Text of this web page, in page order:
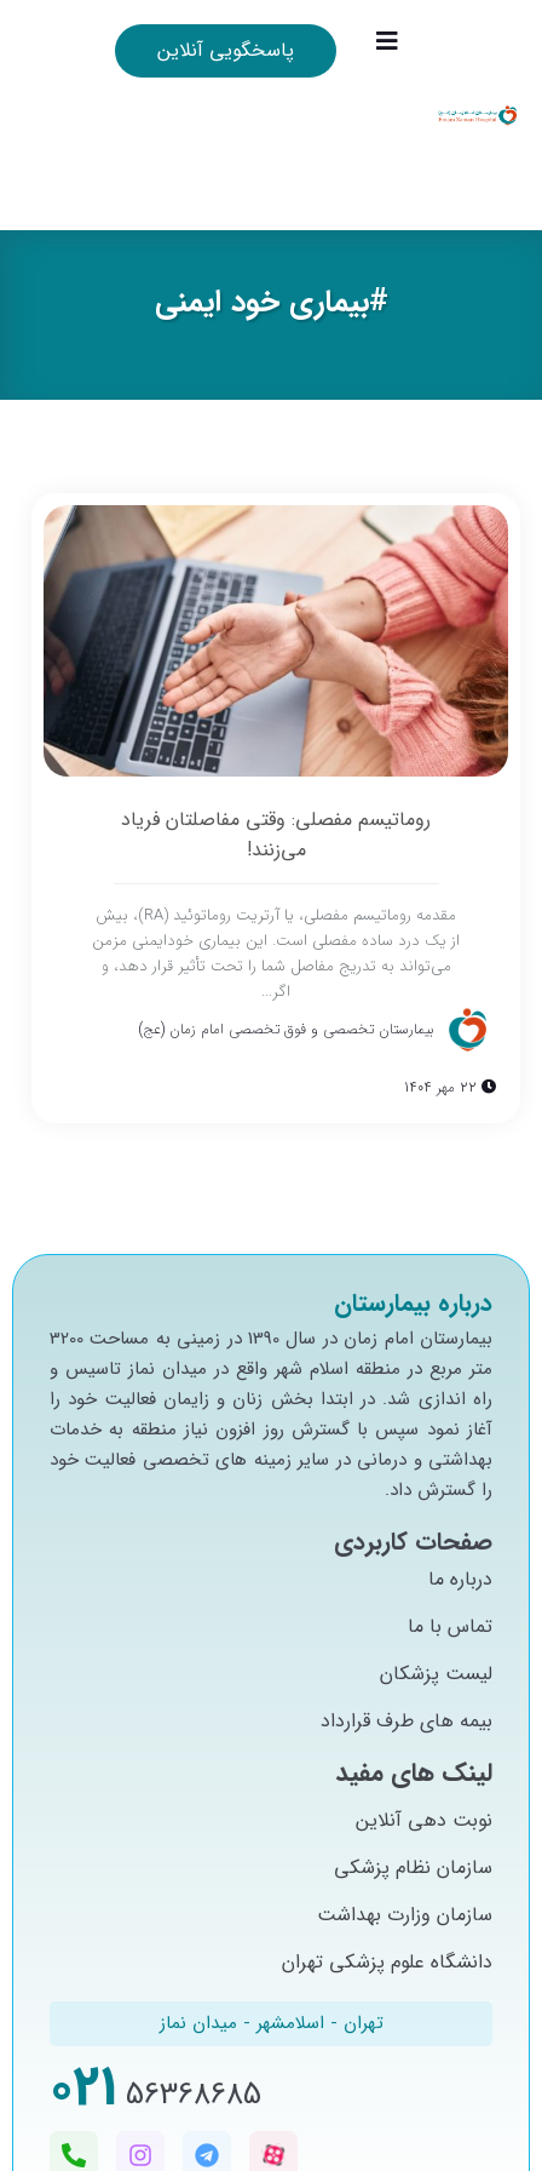
پاسخگویی آنلاین
#بيماري خود ايمني
روماتیسم مفصلی: وقتی مفاصلتان فریاد
می‌زنند!
مقدمه روماتیسم مفصلی، یا آرتریت روماتوئید (RA)، بیش
از یک درد ساده مفصلی است. این بیماری خودایمنی مزمن
می‌تواند به تدریج مفاصل شما را تحت تأثیر قرار دهد، و
اگر...
بیمارستان تخصصی و فوق تخصصی امام زمان (عج)
22 مهر 1404
درباره بیمارستان
بيمارستان امام زمان در سال 1390 در زميني به مساحت 3200
متر مربع در منطقه اسلام شهر واقع در ميدان نماز تاسيس و
راه اندازي شد. در ابتدا بخش زنان و زايمان فعاليت خود را
آغاز نمود سپس با گسترش روز افزون نياز منطقه به خدمات
بهداشتي و درماني در ساير زمينه هاي تخصصي فعاليت خود
را گسترش داد.
صفحات کاربردی
درباره ما
تماس با ما
لیست پزشکان
بیمه های طرف قرارداد
لینک های مفید
نوبت دهی آنلاین
سازمان نظام پزشکی
سازمان وزارت بهداشت
دانشگاه علوم پزشکی تهران
تهران - اسلامشهر - میدان نماز
56368685
021